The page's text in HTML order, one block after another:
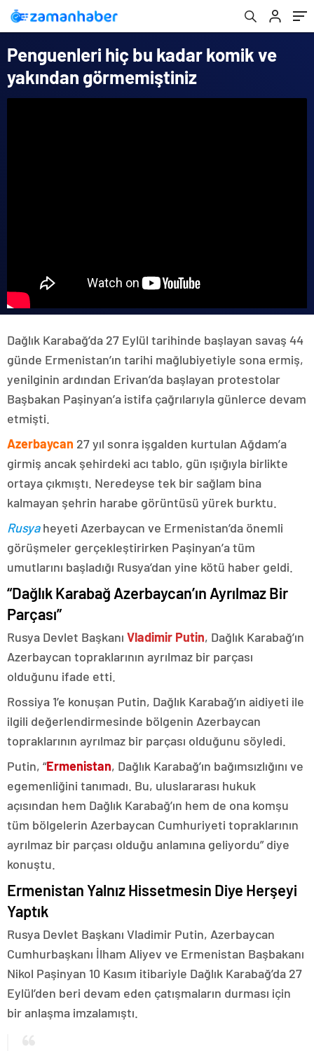
Penguenleri hiç bu kadar komik ve
yakından görmemiştiniz
Dağlık Karabağ’da 27 Eylül tarihinde başlayan savaş 44
günde Ermenistan’ın tarihi mağlubiyetiyle sona ermiş,
yenilginin ardından Erivan’da başlayan protestolar
Başbakan Paşinyan’a istifa çağrılarıyla günlerce devam
etmişti.
Azerbaycan 27 yıl sonra işgalden kurtulan Ağdam’a
girmiş ancak şehirdeki acı tablo, gün ışığıyla birlikte
ortaya çıkmıştı. Neredeyse tek bir sağlam bina
kalmayan şehrin harabe görüntüsü yürek burktu.
Rusyaheyeti Azerbaycan ve Ermenistan’da önemli
görüşmeler gerçekleştirirken Paşinyan’a tüm
umutlarını başladığı Rusya’dan yine kötü haber geldi.
“Dağlık Karabağ Azerbaycan’ın Ayrılmaz Bir
Parçası”
Rusya Devlet Başkanı Vladimir Putin, Dağlık Karabağ’ın
Azerbaycan topraklarının ayrılmaz bir parçası
olduğunu ifade etti.
Rossiya 1’e konuşan Putin, Dağlık Karabağ’ın aidiyeti ile
ilgili değerlendirmesinde bölgenin Azerbaycan
topraklarının ayrılmaz bir parçası olduğunu söyledi.
Putin, “Ermenistan, Dağlık Karabağ’ın bağımsızlığını ve
egemenliğini tanımadı. Bu, uluslararası hukuk
açısından hem Dağlık Karabağ’ın hem de ona komşu
tüm bölgelerin Azerbaycan Cumhuriyeti topraklarının
ayrılmaz bir parçası olduğu anlamına geliyordu” diye
konuştu.
Ermenistan Yalnız Hissetmesin Diye Herşeyi
Yaptık
Rusya Devlet Başkanı Vladimir Putin, Azerbaycan
Cumhurbaşkanı İlham Aliyev ve Ermenistan Başbakanı
Nikol Paşinyan 10 Kasım itibariyle Dağlık Karabağ’da 27
Eylül’den beri devam eden çatışmaların durması için
bir anlaşma imzalamıştı.